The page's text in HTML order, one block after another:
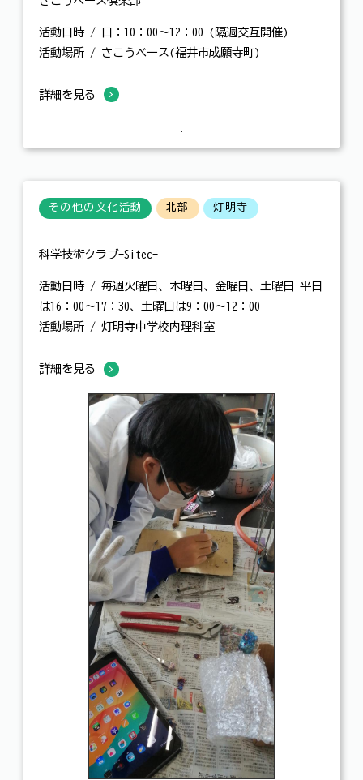
活動日時 / 日：10：00～12：00 (隔週交互開催)
活動場所 / さこうベース(福井市成願寺町)
詳細を見る
その他の文化活動 北部 灯明寺
科学技術クラブ-Sitec-
活動日時 / 毎週火曜日、木曜日、金曜日、土曜日 平日
は16：00～17：30、土曜日は9：00～12：00
活動場所 / 灯明寺中学校内理科室
詳細を見る